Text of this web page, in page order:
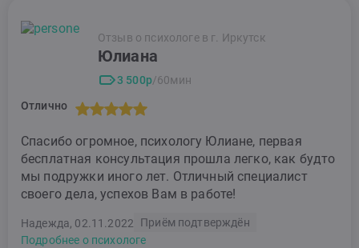
Отзыв о психологе в г. Иркутск
Юлиана
3 500р/60мин
Отлично
Спасибо огромное, психологу Юлиане, первая
бесплатная консультация прошла легко, как будто
мы подружки иного лет. Отличный специалист
своего дела, успехов Вам в работе!
Надежда, 02.11.2022
Приём подтверждён
Подробнее о психологе